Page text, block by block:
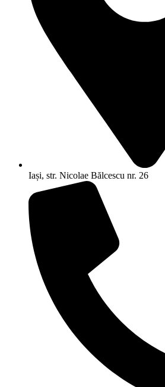
Iași, str. Nicolae Bălcescu nr. 26